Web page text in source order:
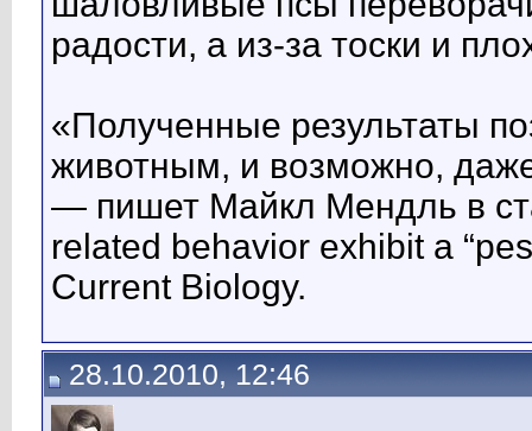
радости, а из-за тоски и
«Полученные результаты
животным, и возможно,
— пишет Майкл Мендль в
related behavior exhibit a
Current Biology.
28.10.2010, 12:46